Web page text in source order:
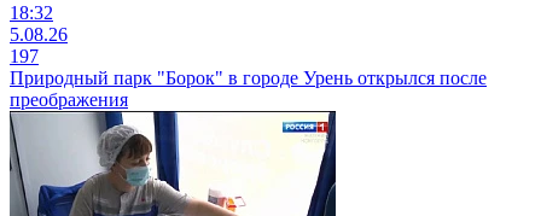
18:32
5.08.26
197
Природный парк "Борок" в городе Урень открылся после
преображения